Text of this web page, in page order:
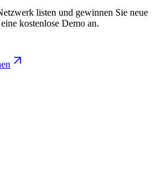
listen und gewinnen Sie neue
kostenlose Demo an.